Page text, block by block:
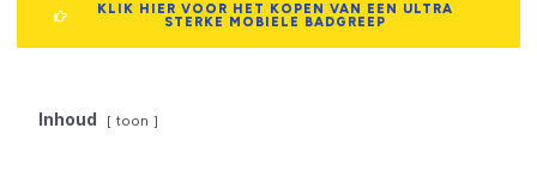
KLIK HIER VOOR HET KOPEN VAN EEN ULTRA
STERKE MOBIELE BADGREEP
Inhoud toon